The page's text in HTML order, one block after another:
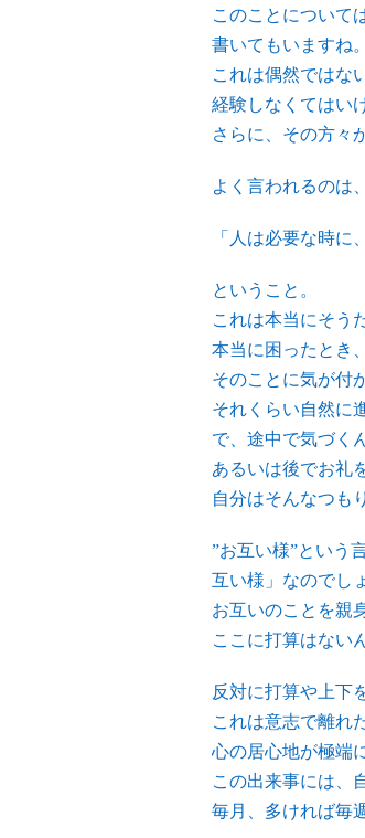
このことについて
書いてもいますね。
これは偶然ではな
経験しなくてはい
さらに、その方々
よく言われるのは、
「人は必要な時に
ということ。
これは本当にそう
本当に困ったとき
そのことに気が付
それくらい自然に
で、途中で気づく
あるいは後でお礼
自分はそんなつも
”お互い様”という
互い様」なのでし
お互いのことを親
ここに打算はない
反対に打算や上下
これは意志で離れ
心の居心地が極端
この出来事には、
毎月、多ければ毎